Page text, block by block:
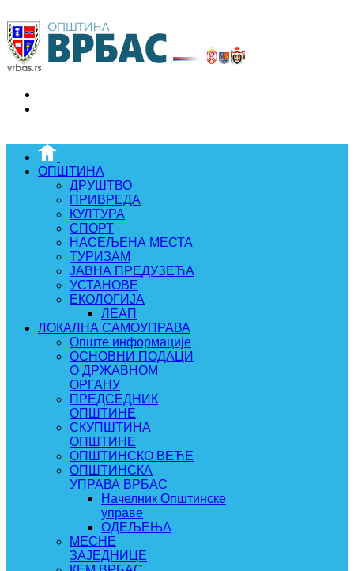
ОПШТИНА
ДРУШТВО
ПРИВРЕДА
КУЛТУРА
СПОРТ
НАСЕЉЕНА МЕСТА
ТУРИЗАМ
ЈАВНА ПРЕДУЗЕЋА
УСТАНОВЕ
ЕКОЛОГИЈА
ЛЕАП
ЛОКАЛНА САМОУПРАВА
Опште информације
ОСНОВНИ ПОДАЦИ
О ДРЖАВНОМ
ОРГАНУ
ПРЕДСЕДНИК
ОПШТИНЕ
СКУПШТИНА
ОПШТИНЕ
ОПШТИНСКО ВЕЋЕ
ОПШТИНСКА
УПРАВА ВРБАС
Начелник Општинске
управе
ОДЕЉЕЊА
МЕСНЕ
ЗАЈЕДНИЦЕ